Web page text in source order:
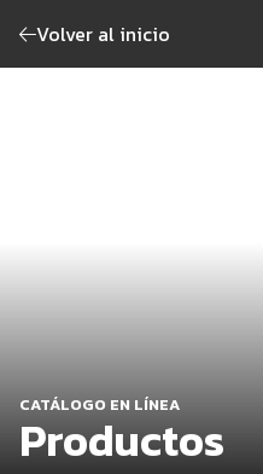
Volver al inicio
CATÁLOGO EN LÍNEA
Productos